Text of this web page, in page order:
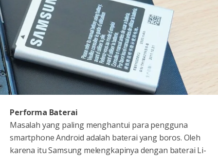
Performa Baterai
Masalah yang paling menghantui para pengguna
smartphone Android adalah baterai yang boros. Oleh
karena itu Samsung melengkapinya dengan baterai Li-